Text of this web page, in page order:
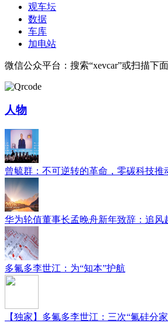
观车坛
数据
车库
加电站
微信公众平台：搜索“xevcar”或扫描下
人物
曾毓群：不可逆转的革命，零碳科技推
华为轮值董事长孟晚舟新年致辞：追风
多氟多李世江：为“知本”护航
【独家】多氟多李世江：三次“氟硅分